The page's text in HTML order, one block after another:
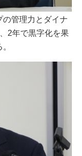
管理力とダイナ
2年で黒字化を果